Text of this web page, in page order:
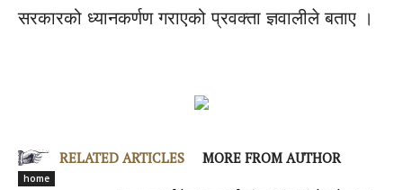
सरकारको ध्यानकर्णण गराएको प्रवक्ता ज्ञवालीले बताए ।
RELATED ARTICLES MORE FROM AUTHOR
home